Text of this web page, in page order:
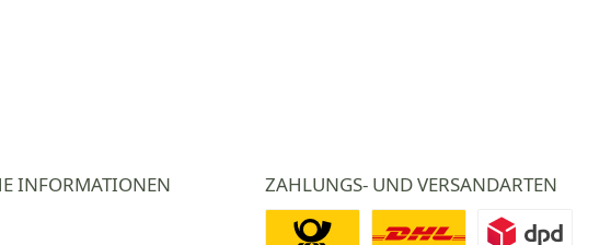
INFORMATIONEN ZAHLUNGS- UND VERSANDARTEN